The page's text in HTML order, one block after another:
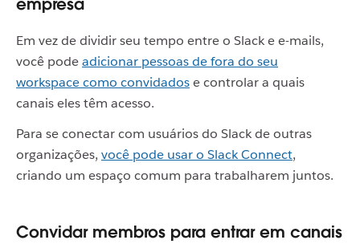
empresa
Em vez de dividir seu tempo entre o Slack e e-mails,
você podeadicionar pessoas de fora do seu
workspace como convidadose controlar a quais
canais eles têm acesso.
Para se conectar com usuários do Slack de outras
organizações, você pode usar o Slack Connect,
criando um espaço comum para trabalharem juntos.
Convidar membros para entrar em canais